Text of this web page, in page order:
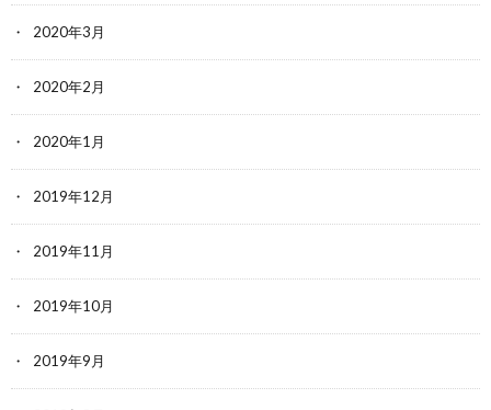
2020年3月
2020年2月
2020年1月
2019年12月
2019年11月
2019年10月
2019年9月